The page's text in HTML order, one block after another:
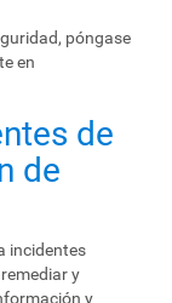
póngase
en
de
de
incidentes
y
y